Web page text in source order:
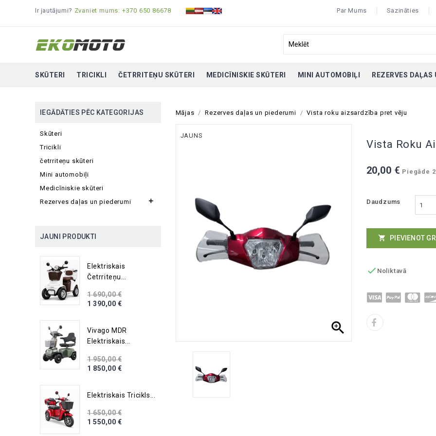
Ir jautājumi? Zvaniet mums: +370 650 86678 Par Mums Sazināties
SKŪTERI TRICIKLI ČETRRITEŅU SKŪTERI MEDICĪNISKIE SKŪTERI MINI AUTOMOBIĻI REZERVES DAĻAS
IEGĀDĀTIES PĒC KATEGORIJAS
Skūteri
Tricikli
četrriteņu skūteri
Mini automobiļi
Medicīniskie skūteri
Rezerves daļas un piederumi

JAUNI PRODUKTI
Elektriskais
Četrriteņu...
1 690,00 €
1 390,00 €
Vivago MDR
Elektriskais...
1 950,00 €
1 850,00 €
Elektriskais Tricikls...
1 650,00 €
1 550,00 €
Mājas Rezerves daļas un piederumi Vista roku aizsardzība pret vēju
JAUNS

Vista Roku
20,00 € Piegāde
Daudzums
 PIEVIENOT
 Noliktavā